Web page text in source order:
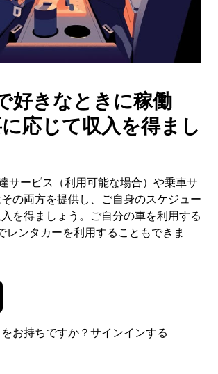
好きなときに稼働
応じて収入を得まし
サービス（利用可能な場合）や乗車サ
の両方を提供し、ご自身のスケジュー
を得ましょう。ご自分の車を利用する
レンタカーを利用することもできま
お持ちですか？サインインする